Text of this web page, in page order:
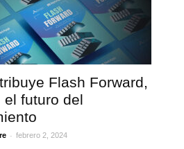
Flash Forward,
el futuro del
- febrero 2, 2024